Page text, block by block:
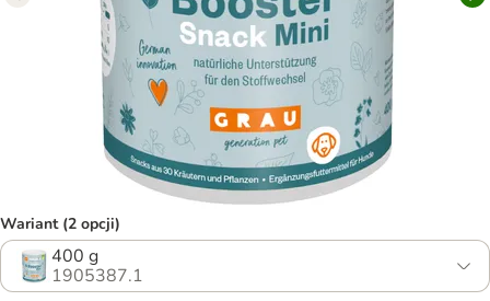
Wariant (2 opcji)
400 g
1905387.1